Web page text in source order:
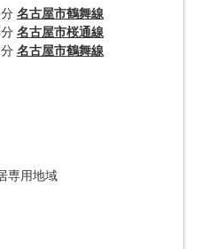
名古屋市鶴舞線
名古屋市桜通線
名古屋市鶴舞線
専用地域